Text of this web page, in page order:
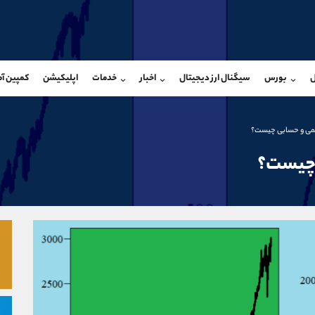
بورس سیگنال ارز دیجیتال اخبار خدمات اپلیکیشن کمپین
و حسابی چیست؟
چیست؟
@Armteam_admin_104